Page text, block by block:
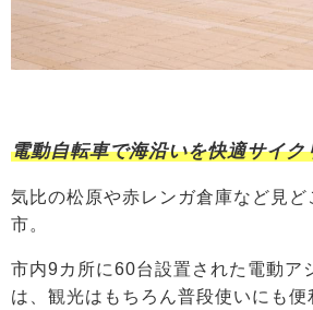
電動自転車で海沿いを快適サイク
気比の松原や赤レンガ倉庫など見ど
市。
市内9カ所に60台設置された電動ア
は、観光はもちろん普段使いにも便